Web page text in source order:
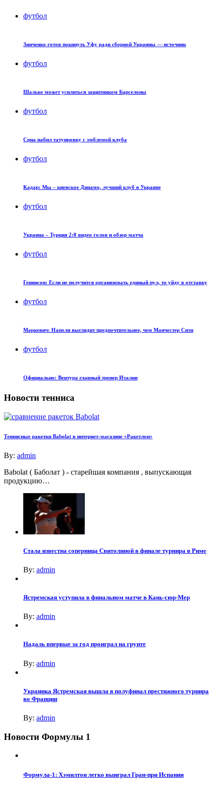
футбол
Зинченко готов покинуть Уфу ради сборной Украины — источник
футбол
Шальке может усилиться защитником Барселоны
футбол
Срна набил татуировку с эмблемой клуба
футбол
Кадар: Мы – киевское Динамо, лучший клуб в Украине
футбол
Украина – Турция 2:0 видео голов и обзор матча
футбол
Генинсон: Если не получится организовать единый пул, то уйду в отставку
футбол
Маркевич: Наполи выглядит предпочтительнее, чем Манчестер Сити
футбол
Официально: Вентура главный тренер Италии
Новости тенниса
Теннисные ракетки Babolat в интернет-магазине «Ракетлон»
By: admin
Babolat ( Баболат ) - старейшая компания , выпускающая
продукцию…
Стала известна соперница Свитолиной в финале турнира в Риме
By: admin
Ястремская уступила в финальном матче в Кань-сюр-Мер
By: admin
Надаль впервые за год проиграл на грунте
By: admin
Украинка Ястремская вышла в полуфинал престижного турнира
во Франции
By: admin
Новости Формулы 1
Формула-1: Хэмилтон легко выиграл Гран-при Испании